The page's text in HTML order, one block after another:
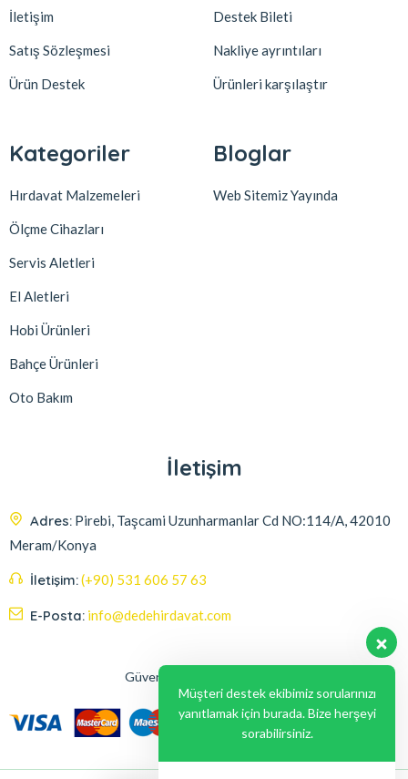
İletişim
Satış Sözleşmesi
Ürün Destek
Destek Bileti
Nakliye ayrıntıları
Ürünleri karşılaştır
Kategoriler
Hırdavat Malzemeleri
Ölçme Cihazları
Servis Aletleri
El Aletleri
Hobi Ürünleri
Bahçe Ürünleri
Oto Bakım
Bloglar
Web Sitemiz Yayında
İletişim
Adres: Pirebi, Taşcami Uzunharmanlar Cd NO:114/A, 42010
Meram/Konya
İletişim:(+90) 531 606 57 63
E-Posta: info@dedehirdavat.com
Güvenli Ödeme Seçenekleri
Müşteri destek ekibimiz sorularınızı
yanıtlamak için burada. Bize herşeyi
sorabilirsiniz.